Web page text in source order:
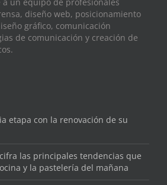
diseño web, posicionamiento
gráfico, comunicación
de comunicación y creación de
etapa con la renovación de su
las principales tendencias que
y la pastelería del mañana